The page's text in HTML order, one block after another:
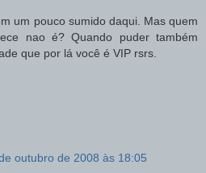
um pouco sumido daqui. Mas quem
nao é? Quando puder também
que por lá você é VIP rsrs.
outubro de 2008 às 18:05